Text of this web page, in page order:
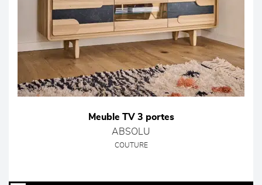
Meuble TV 3 portes
ABSOLU
COUTURE